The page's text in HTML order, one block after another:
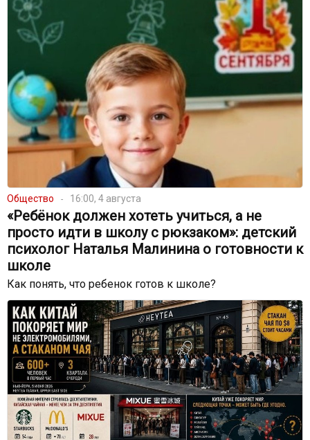
Общество 16:00, 4 августа
«Ребёнок должен хотеть учиться, а не
просто идти в школу с рюкзаком»: детский
психолог Наталья Малинина о готовности к
школе
Как понять, что ребенок готов к школе?